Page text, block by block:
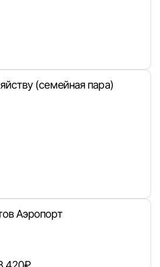
кабинет
контактами и оставлять отклики
Войти
(семейная пара)
Аэропорт